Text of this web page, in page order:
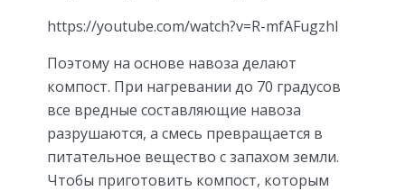
https://youtube.com/watch?v=R-mfAFugzhI
Поэтому на основе навоза делают
компост. При нагревании до 70 градусов
все вредные составляющие навоза
разрушаются, а смесь превращается в
питательное вещество с запахом земли.
Чтобы приготовить компост, которым